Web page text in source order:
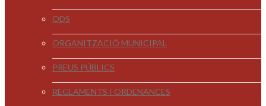
ODS
ORGANITZACIÓ MUNICIPAL
PREUS PÚBLICS
REGLAMENTS I ORDENANCES